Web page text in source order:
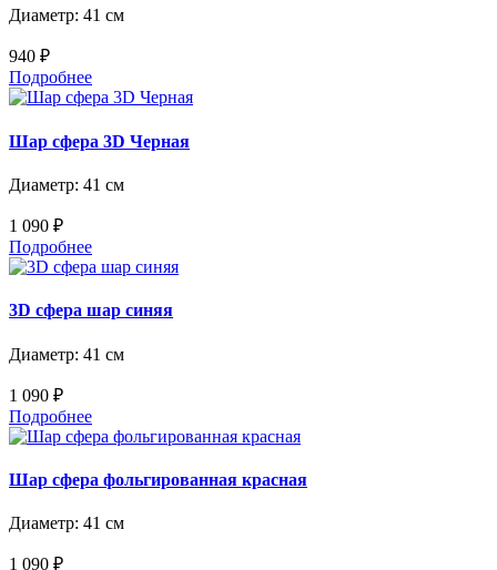
Диаметр: 41 см
940 ₽
Подробнее
Шар сфера 3D Черная
Диаметр: 41 см
1 090 ₽
Подробнее
3D сфера шар cиняя
Диаметр: 41 см
1 090 ₽
Подробнее
Шар сфера фольгированная красная
Диаметр: 41 см
1 090 ₽